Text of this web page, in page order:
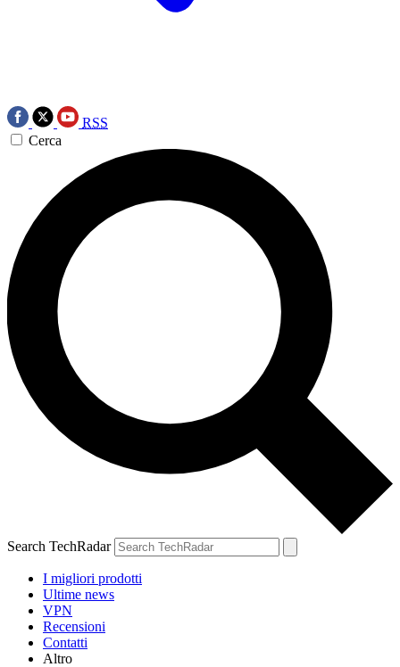
RSS
Cerca
Search TechRadar
I migliori prodotti
Ultime news
VPN
Recensioni
Contatti
Altro